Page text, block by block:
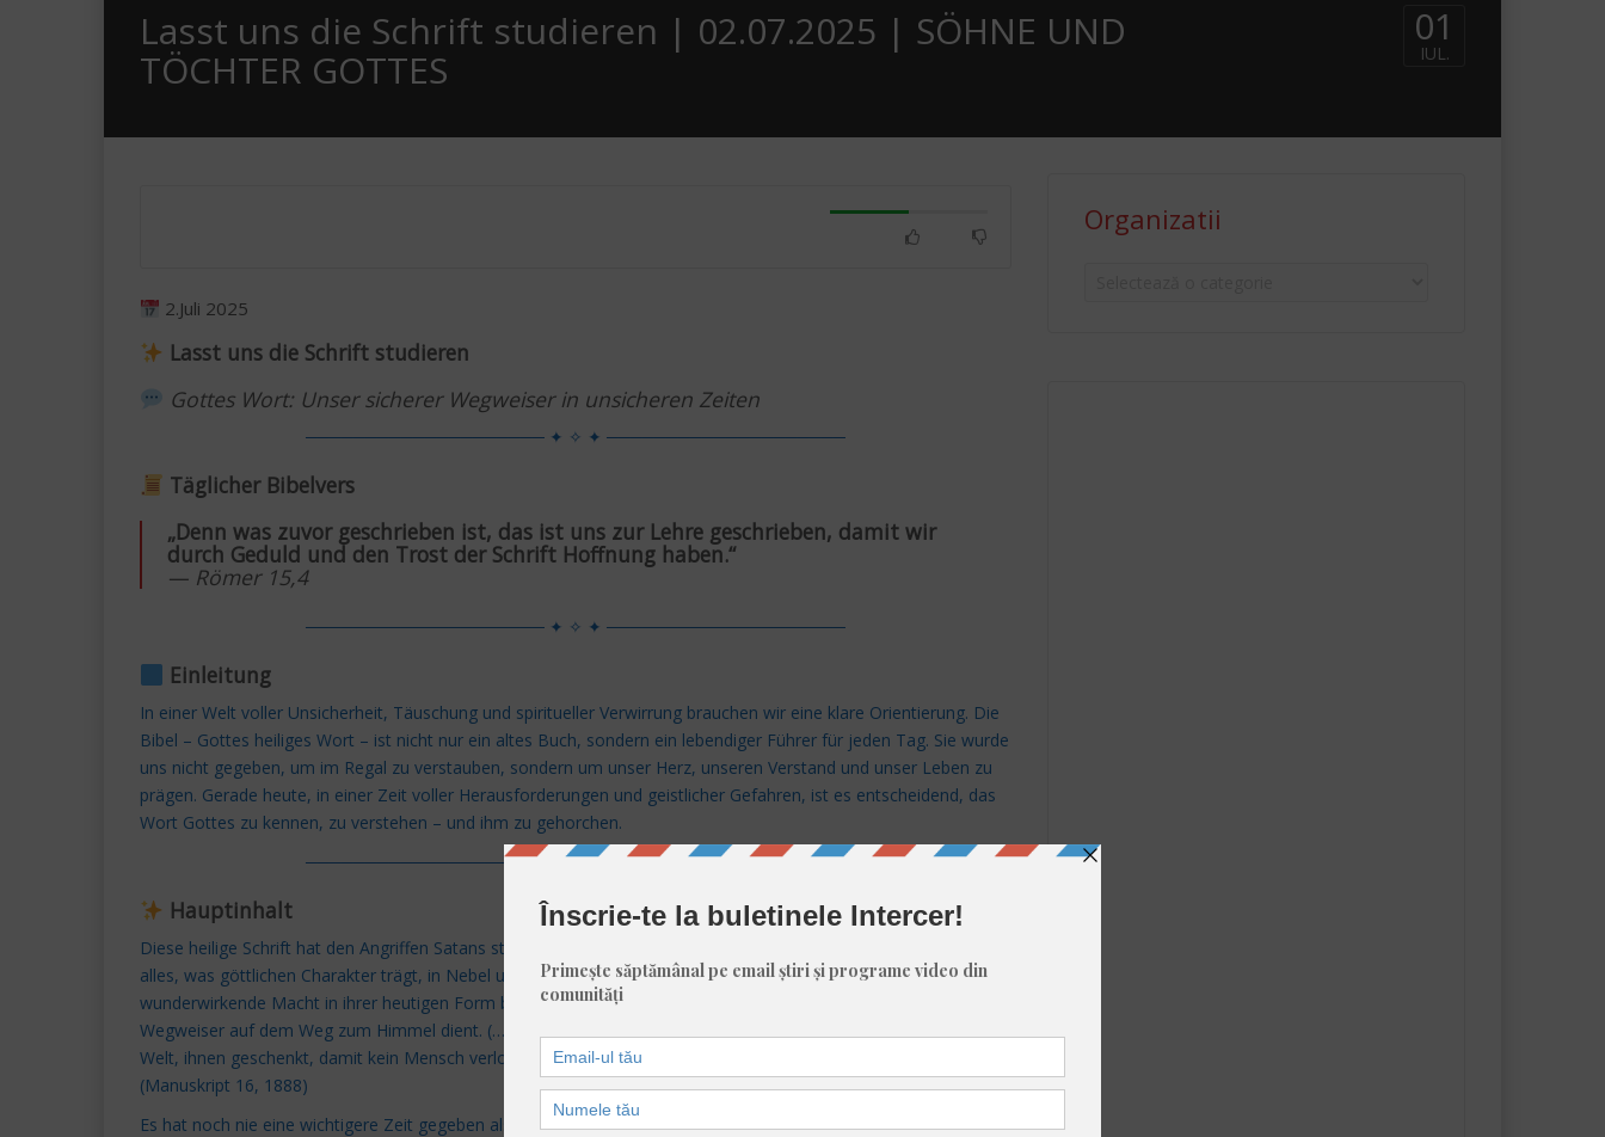
Lasst uns die Schrift studieren | 02.07.2025 | SÖHNE UND
TÖCHTER GOTTES
01
IUL.
2.Juli 2025
Lasst uns die Schrift studieren
Gottes Wort: Unser sicherer Wegweiser in unsicheren Zeiten
──────────────────── ✦ ✧ ✦ ────────────────────
Täglicher Bibelvers
„Denn was zuvor geschrieben ist, das ist uns zur Lehre geschrieben, damit wir
durch Geduld und den Trost der Schrift Hoffnung haben.“
— Römer 15,4
──────────────────── ✦ ✧ ✦ ────────────────────
Einleitung
In einer Welt voller Unsicherheit, Täuschung und spiritueller Verwirrung brauchen wir eine klare Orientierung. Die
Bibel – Gottes heiliges Wort – ist nicht nur ein altes Buch, sondern ein lebendiger Führer für jeden Tag. Sie wurde
uns nicht gegeben, um im Regal zu verstauben, sondern um unser Herz, unseren Verstand und unser Leben zu
prägen. Gerade heute, in einer Zeit voller Herausforderungen und geistlicher Gefahren, ist es entscheidend, das
Wort Gottes zu kennen, zu verstehen – und ihm zu gehorchen.
──────────────────── ✦ ✧ ✦ ────────────────────
Hauptinhalt
Diese heilige Schrift hat den Angriffen Satans standgehalten, der sich mit bösen Menschen verbündet hat, um
alles, was göttlichen Charakter trägt, in Nebel und Dunkelheit zu hüllen. Doch Gott hat sie durch seine
wunderwirkende Macht in ihrer heutigen Form bewahrt – damit sie der Menschheitsfamilie als Karte oder
Wegweiser auf dem Weg zum Himmel dient. (…) Dieses Wort ist der Führer für die Bewohner dieser gefallenen
Welt, ihnen geschenkt, damit kein Mensch verloren geht, wenn er es studiert und seinen Anweisungen folgt.
(Manuskript 16, 1888)
Es hat noch nie eine wichtigere Zeit gegeben als jetzt, in der die Nachfolger Christi die Bibel studieren sollten.
Organizatii